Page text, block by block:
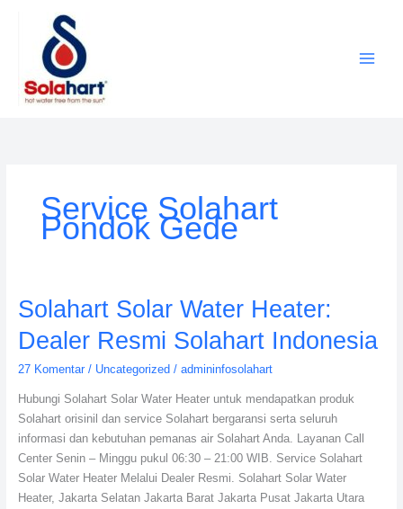
Service Solahart
Pondok Gede
Solahart Solar Water Heater:
Dealer Resmi Solahart Indonesia
27 Komentar / Uncategorized / admininfosolahart
Hubungi Solahart Solar Water Heater untuk mendapatkan produk
Solahart orisinil dan service Solahart bergaransi serta seluruh
informasi dan kebutuhan pemanas air Solahart Anda. Layanan Call
Center Senin – Minggu pukul 06:30 – 21:00 WIB. Service Solahart
Solar Water Heater Melalui Dealer Resmi. Solahart Solar Water
Heater, Jakarta Selatan Jakarta Barat Jakarta Pusat Jakarta Utara
Solahart
Solar
Water
Heater:
Resmi
Solahart
Indonesia